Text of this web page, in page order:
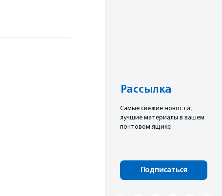
Рассылка
Cамые свежие новости,
лучшие материалы в вашем
почтовом ящике
Подписаться